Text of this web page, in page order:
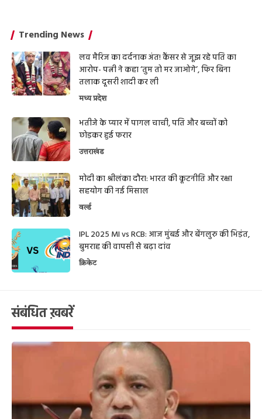
Trending News
लव मैरिज का दर्दनाक अंत! कैंसर से जूझ रहे पति का
आरोप- पत्नी ने कहा ‘तुम तो मर जाओगे’, फिर बिना
तलाक दूसरी शादी कर ली
मध्य प्रदेश
भतीजे के प्यार में पागल चाची, पति और बच्चों को
छोड़कर हुई फरार
उत्तराखंड
मोदी का श्रीलंका दौरा: भारत की कूटनीति और रक्षा
सहयोग की नई मिसाल
वर्ल्ड
IPL 2025 MI vs RCB: आज मुंबई और बेंगलुरु की भिड़ंत,
बुमराह की वापसी से बढ़ा दांव
क्रिकेट
संबंधित ख़बरें